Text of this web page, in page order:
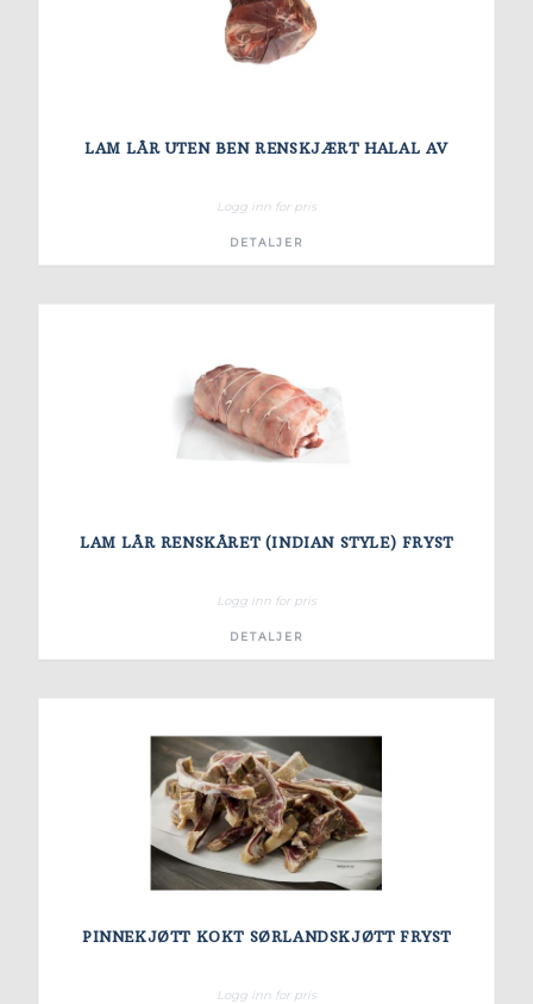
LAM LÅR UTEN BEN RENSKJÆRT HALAL AV
Logg inn for pris
DETALJER
LAM LÅR RENSKÅRET (INDIAN STYLE) FRYST
Logg inn for pris
DETALJER
PINNEKJØTT KOKT SØRLANDSKJØTT FRYST
Logg inn for pris